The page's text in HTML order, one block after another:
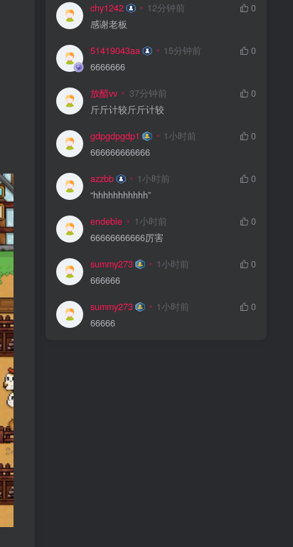
chy1242 12分钟前
0
感谢老板
51419043aa 15分钟前
0
6666666
放醋vv 37分钟前
0
斤斤计较斤斤计较
gdpgdpgdp1 1小时前
0
666666666666
azzbb 1小时前
0
“hhhhhhhhhhh”
endeble 1小时前
0
66666666666厉害
summy273 1小时前
0
666666
summy273 1小时前
0
66666